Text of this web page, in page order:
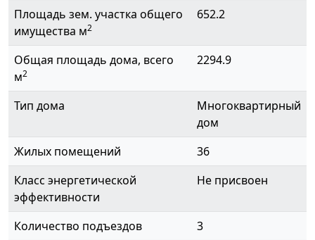
Площадь зем. участка общего
имущества м2
652.2
Общая площадь дома, всего
м2
2294.9
Тип дома
Многоквартирный
дом
Жилых помещений
36
Класс энергетической
эффективности
Не присвоен
Количество подъездов
3